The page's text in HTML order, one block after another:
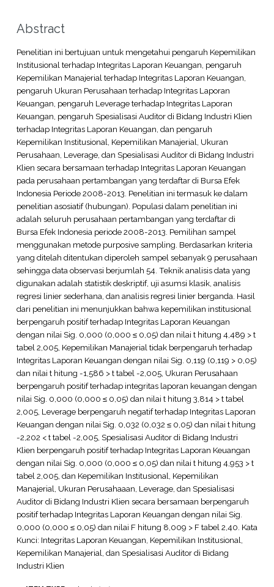
Abstract
Penelitian ini bertujuan untuk mengetahui pengaruh Kepemilikan
Institusional terhadap Integritas Laporan Keuangan, pengaruh
Kepemilikan Manajerial terhadap Integritas Laporan Keuangan,
pengaruh Ukuran Perusahaan terhadap Integritas Laporan
Keuangan, pengaruh Leverage terhadap Integritas Laporan
Keuangan, pengaruh Spesialisasi Auditor di Bidang Industri Klien
terhadap Integritas Laporan Keuangan, dan pengaruh
Kepemilikan Institusional, Kepemilikan Manajerial, Ukuran
Perusahaan, Leverage, dan Spesialisasi Auditor di Bidang Industri
Klien secara bersamaan terhadap Integritas Laporan Keuangan
pada perusahaan pertambangan yang terdaftar di Bursa Efek
Indonesia Periode 2008-2013. Penelitian ini termasuk ke dalam
penelitian asosiatif (hubungan). Populasi dalam penelitian ini
adalah seluruh perusahaan pertambangan yang terdaftar di
Bursa Efek Indonesia periode 2008-2013. Pemilihan sampel
menggunakan metode purposive sampling. Berdasarkan kriteria
yang ditelah ditentukan diperoleh sampel sebanyak 9 perusahaan
sehingga data observasi berjumlah 54. Teknik analisis data yang
digunakan adalah statistik deskriptif, uji asumsi klasik, analisis
regresi linier sederhana, dan analisis regresi linier berganda. Hasil
dari penelitian ini menunjukkan bahwa kepemilikan institusional
berpengaruh positif terhadap Integritas Laporan Keuangan
dengan nilai Sig. 0,000 (0,000 ≤ 0,05) dan nilai t hitung 4,489 > t
tabel 2,005, Kepemilikan Manajerial tidak berpengaruh terhadap
Integritas Laporan Keuangan dengan nilai Sig. 0,119 (0,119 > 0,05)
dan nilai t hitung -1,586 > t tabel -2,005, Ukuran Perusahaan
berpengaruh positif terhadap integritas laporan keuangan dengan
nilai Sig. 0,000 (0,000 ≤ 0,05) dan nilai t hitung 3,814 > t tabel
2,005, Leverage berpengaruh negatif terhadap Integritas Laporan
Keuangan dengan nilai Sig. 0,032 (0,032 ≤ 0,05) dan nilai t hitung
-2,202 < t tabel -2,005, Spesialisasi Auditor di Bidang Industri
Klien berpengaruh positif terhadap Integritas Laporan Keuangan
dengan nilai Sig. 0,000 (0,000 ≤ 0,05) dan nilai t hitung 4,953 > t
tabel 2,005, dan Kepemilikan Institusional, Kepemilikan
Manajerial, Ukuran Perusahaaan, Leverage, dan Spesialisasi
Auditor di Bidang Industri Klien secara bersamaan berpengaruh
positif terhadap Integritas Laporan Keuangan dengan nilai Sig.
0,000 (0,000 ≤ 0,05) dan nilai F hitung 8,009 > F tabel 2,40. Kata
Kunci: Integritas Laporan Keuangan, Kepemilikan Institusional,
Kepemilikan Manajerial, dan Spesialisasi Auditor di Bidang
Industri Klien